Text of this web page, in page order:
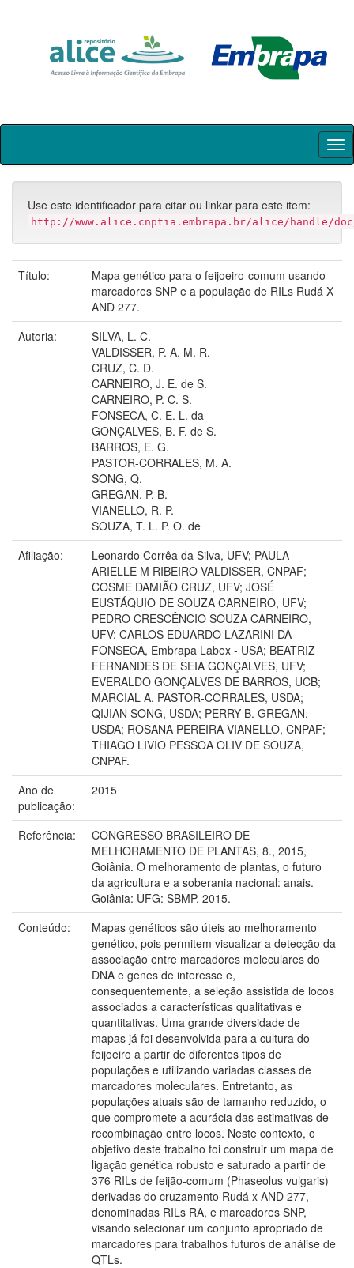
Skip
Use este identificador para citar ou linkar para este item:
http://www.alice.cnptia.embrapa.br/alice/handle/doc/
Título:
Mapa genético para o feijoeiro-comum usando
marcadores SNP e a população de RILs Rudá X
AND 277.
Autoria:
SILVA, L. C.
VALDISSER, P. A. M. R.
CRUZ, C. D.
CARNEIRO, J. E. de S.
CARNEIRO, P. C. S.
FONSECA, C. E. L. da
GONÇALVES, B. F. de S.
BARROS, E. G.
PASTOR-CORRALES, M. A.
SONG, Q.
GREGAN, P. B.
VIANELLO, R. P.
SOUZA, T. L. P. O. de
Afiliação:
Leonardo Corrêa da Silva, UFV; PAULA
ARIELLE M RIBEIRO VALDISSER, CNPAF;
COSME DAMIÃO CRUZ, UFV; JOSÉ
EUSTÁQUIO DE SOUZA CARNEIRO, UFV;
PEDRO CRESCÊNCIO SOUZA CARNEIRO,
UFV; CARLOS EDUARDO LAZARINI DA
FONSECA, Embrapa Labex - USA; BEATRIZ
FERNANDES DE SEIA GONÇALVES, UFV;
EVERALDO GONÇALVES DE BARROS, UCB;
MARCIAL A. PASTOR-CORRALES, USDA;
QIJIAN SONG, USDA; PERRY B. GREGAN,
USDA; ROSANA PEREIRA VIANELLO, CNPAF;
THIAGO LIVIO PESSOA OLIV DE SOUZA,
CNPAF.
Ano de
publicação:
2015
Referência:
CONGRESSO BRASILEIRO DE
MELHORAMENTO DE PLANTAS, 8., 2015,
Goiânia. O melhoramento de plantas, o futuro
da agricultura e a soberania nacional: anais.
Goiânia: UFG: SBMP, 2015.
Conteúdo:
Mapas genéticos são úteis ao melhoramento
genético, pois permitem visualizar a detecção da
associação entre marcadores moleculares do
DNA e genes de interesse e,
consequentemente, a seleção assistida de locos
associados a características qualitativas e
quantitativas. Uma grande diversidade de
mapas já foi desenvolvida para a cultura do
feijoeiro a partir de diferentes tipos de
populações e utilizando variadas classes de
marcadores moleculares. Entretanto, as
populações atuais são de tamanho reduzido, o
que compromete a acurácia das estimativas de
recombinação entre locos. Neste contexto, o
objetivo deste trabalho foi construir um mapa de
ligação genética robusto e saturado a partir de
376 RILs de feijão-comum (Phaseolus vulgaris)
derivadas do cruzamento Rudá x AND 277,
denominadas RILs RA, e marcadores SNP,
visando selecionar um conjunto apropriado de
marcadores para trabalhos futuros de análise de
QTLs.